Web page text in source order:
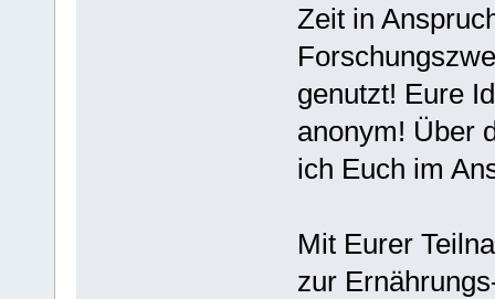
Zeit in
genutzt! Eure
anonym! Über
ich Euch im
Mit Eurer
zur